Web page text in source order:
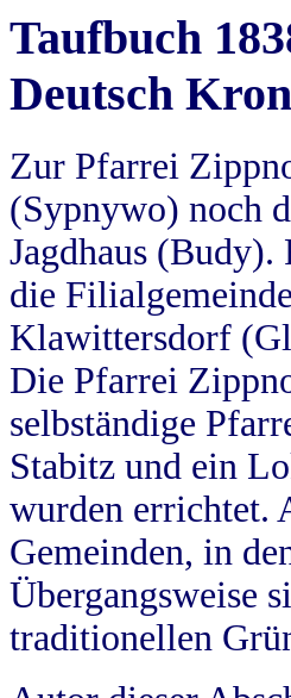
Taufbuch
Deutsch
Zur Pfarrei
(Sypnywo) noch
Jagdhaus (Budy).
die
Klawittersdorf
Die Pfarrei
selbständige
Stabitz und ein
wurden errichtet.
Gemeinden, in
Übergangsweise
traditionellen